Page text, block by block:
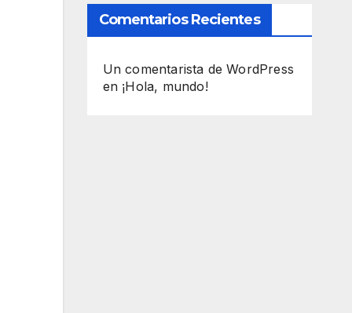
Comentarios Recientes
Un comentarista de WordPress
en ¡Hola, mundo!